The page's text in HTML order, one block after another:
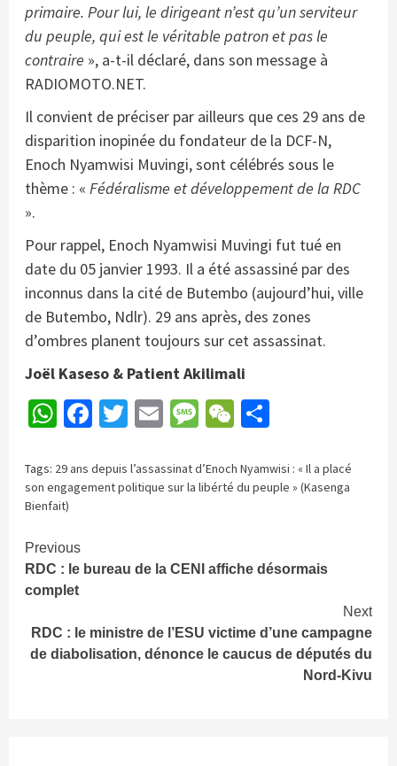
primaire. Pour lui, le dirigeant n’est qu’un serviteur
du peuple, qui est le véritable patron et pas le
contraire », a-t-il déclaré, dans son message à
RADIOMOTO.NET.
Il convient de préciser par ailleurs que ces 29 ans de
disparition inopinée du fondateur de la DCF-N,
Enoch Nyamwisi Muvingi, sont célébrés sous le
thème : « Fédéralisme et développement de la RDC
».
Pour rappel, Enoch Nyamwisi Muvingi fut tué en
date du 05 janvier 1993. Il a été assassiné par des
inconnus dans la cité de Butembo (aujourd’hui, ville
de Butembo, Ndlr). 29 ans après, des zones
d’ombres planent toujours sur cet assassinat.
Joël Kaseso & Patient Akilimali
WhatsApp
Facebook
Twitter
EmailMessage
WeChat
Tags: 29 ans depuis l’assassinat d’Enoch Nyamwisi : « Il a placé
son engagement politique sur la libérté du peuple » (Kasenga
Bienfait)
Continue
Reading
Previous
RDC : le bureau de la CENI affiche désormais
complet
Next
RDC : le ministre de l’ESU victime d’une campagne
de diabolisation, dénonce le caucus de députés du
Nord-Kivu